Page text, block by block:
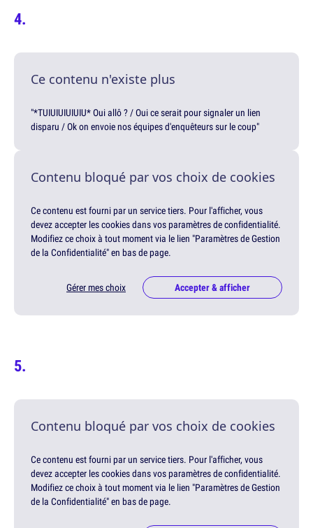
Ce contenu n'existe plus
"*TUIUIUIUIUIU* Oui allô ? / Oui ce serait pour signaler un lien
disparu / Ok on envoie nos équipes d'enquêteurs sur le coup"
Contenu bloqué par vos choix de cookies
Ce contenu est fourni par un service tiers. Pour l'afficher, vous
devez accepter les cookies dans vos paramètres de confidentialité.
Modifiez ce choix à tout moment via le lien "Paramètres de Gestion
de la Confidentialité" en bas de page.
Gérer mes choix Accepter & afficher
Contenu bloqué par vos choix de cookies
Ce contenu est fourni par un service tiers. Pour l'afficher, vous
devez accepter les cookies dans vos paramètres de confidentialité.
Modifiez ce choix à tout moment via le lien "Paramètres de Gestion
de la Confidentialité" en bas de page.